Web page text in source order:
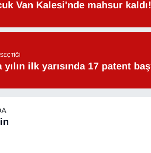
Van Kalesi'nde mahsur kaldı!
yılın ilk yarısında 17 patent